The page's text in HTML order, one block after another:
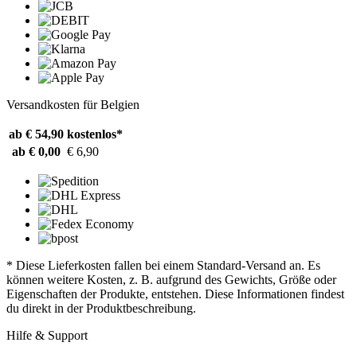
Versandkosten für Belgien
ab € 54,90 kostenlos*
ab € 0,00 € 6,90
* Diese Lieferkosten fallen bei einem Standard-Versand an. Es
können weitere Kosten, z. B. aufgrund des Gewichts, Größe oder
Eigenschaften der Produkte, entstehen. Diese Informationen findest
du direkt in der Produktbeschreibung.
Hilfe & Support